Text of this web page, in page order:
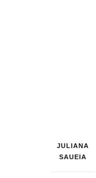
JULIANA
SAUEIA